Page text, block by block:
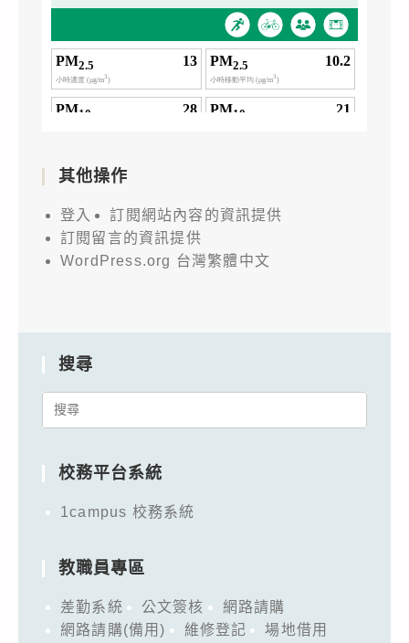
其他操作
登入
訂閱網站內容的資訊提供
訂閱留言的資訊提供
WordPress.org 台灣繁體中文
搜尋
Search
校務平台系統
1campus 校務系統
教職員專區
差勤系統 公文簽核
網路請購
網路請購(備用)
維修登記
場地借用